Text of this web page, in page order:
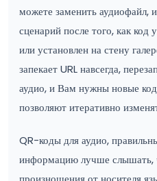
можете заменить аудиофайл,
сценарий после того, как код
или установлен на стену
запекает URL навсегда,
аудио, и Вам нужны новые
позволяют итеративно
QR-коды для аудио,
информацию лучше слышать,